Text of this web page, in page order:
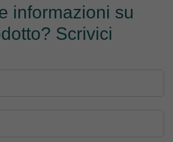
informazioni su
Scrivici